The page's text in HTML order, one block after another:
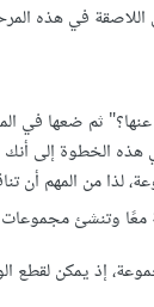
في هذه
ثم ضعها في
الخطوة إلى
لذا من المهم أن
وتنشئ مجموعات
إذ يمكن لقطع